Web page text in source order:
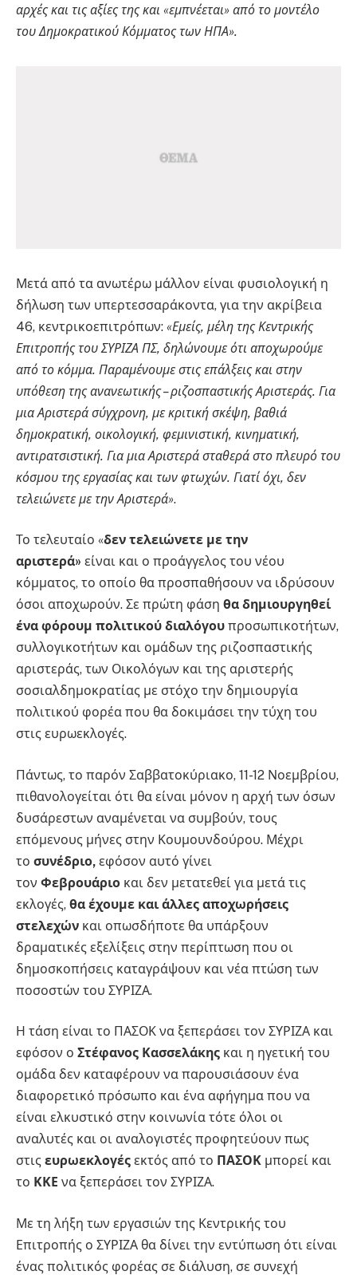
αρχές και τις αξίες της και «εμπνέεται» από το μοντέλο
του Δημοκρατικού Κόμματος των ΗΠΑ».
Μετά από τα ανωτέρω μάλλον είναι φυσιολογική η
δήλωση των υπερτεσσαράκοντα, για την ακρίβεια
46, κεντρικοεπιτρόπων: «Εμείς, μέλη της Κεντρικής
Επιτροπής του ΣΥΡΙΖΑ ΠΣ, δηλώνουμε ότι αποχωρούμε
από το κόμμα. Παραμένουμε στις επάλξεις και στην
υπόθεση της ανανεωτικής – ριζοσπαστικής Αριστεράς. Για
μια Αριστερά σύγχρονη, με κριτική σκέψη, βαθιά
δημοκρατική, οικολογική, φεμινιστική, κινηματική,
αντιρατσιστική. Για μια Αριστερά σταθερά στο πλευρό του
κόσμου της εργασίας και των φτωχών. Γιατί όχι, δεν
τελειώνετε με την Αριστερά».
Το τελευταίο «δεν τελειώνετε με την
αριστερά» είναι και ο προάγγελος του νέου
κόμματος, το οποίο θα προσπαθήσουν να ιδρύσουν
όσοι αποχωρούν. Σε πρώτη φάση θα δημιουργηθεί
ένα φόρουμ πολιτικού διαλόγου προσωπικοτήτων,
συλλογικοτήτων και ομάδων της ριζοσπαστικής
αριστεράς, των Οικολόγων και της αριστερής
σοσιαλδημοκρατίας με στόχο την δημιουργία
πολιτικού φορέα που θα δοκιμάσει την τύχη του
στις ευρωεκλογές.
Πάντως, το παρόν Σαββατοκύριακο, 11-12 Νοεμβρίου,
πιθανολογείται ότι θα είναι μόνον η αρχή των όσων
δυσάρεστων αναμένεται να συμβούν, τους
επόμενους μήνες στην Κουμουνδούρου. Μέχρι
το συνέδριο, εφόσον αυτό γίνει
τον Φεβρουάριο και δεν μετατεθεί για μετά τις
εκλογές, θα έχουμε και άλλες αποχωρήσεις
στελεχών και οπωσδήποτε θα υπάρξουν
δραματικές εξελίξεις στην περίπτωση που οι
δημοσκοπήσεις καταγράψουν και νέα πτώση των
ποσοστών του ΣΥΡΙΖΑ.
Η τάση είναι το ΠΑΣΟΚ να ξεπεράσει τον ΣΥΡΙΖΑ και
εφόσον ο Στέφανος Κασσελάκης και η ηγετική του
ομάδα δεν καταφέρουν να παρουσιάσουν ένα
διαφορετικό πρόσωπο και ένα αφήγημα που να
είναι ελκυστικό στην κοινωνία τότε όλοι οι
αναλυτές και οι αναλογιστές προφητεύουν πως
στις ευρωεκλογές εκτός από το ΠΑΣΟΚ μπορεί και
το ΚΚΕ να ξεπεράσει τον ΣΥΡΙΖΑ.
Με τη λήξη των εργασιών της Κεντρικής του
Επιτροπής ο ΣΥΡΙΖΑ θα δίνει την εντύπωση ότι είναι
ένας πολιτικός φορέας σε διάλυση, σε συνεχή